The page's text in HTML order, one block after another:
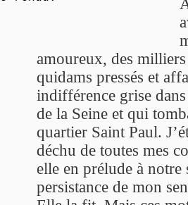
amoureux, des
quidams pressés et
indifférence grise
de la Seine et qui
quartier Saint Paul.
déchu de toutes mes
elle en prélude à notre
persistance de mon